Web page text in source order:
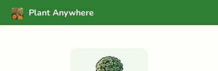
Plant Anywhere